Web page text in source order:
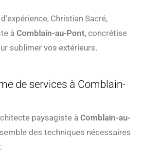
Christian Sacré,
à Comblain-au-Pont, concrétise
sublimer vos extérieurs.
de services à Comblain-
paysagiste à Comblain-au-
des techniques nécessaires